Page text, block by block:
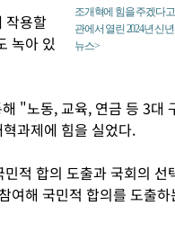
조개혁에 힘을 주겠다
관에서 열린 2024년 신
뉴스>
작용할
녹아 있
"노동, 교육, 연금 등 3대
과제에 힘을 실었다.
적 합의 도출과 국회의 선
여해 국민적 합의를 도출